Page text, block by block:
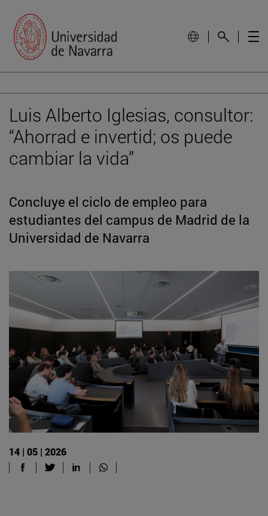
Luis Alberto Iglesias, consultor:
“Ahorrad e invertid; os puede
cambiar la vida”
Concluye el ciclo de empleo para
estudiantes del campus de Madrid de la
Universidad de Navarra
14 | 05 | 2026